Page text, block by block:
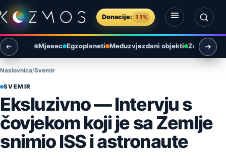
Preskoči na sadržaj
Donacije: 11%
Otvori izbornik
Otvori pretragu
Mjesec Egzoplaneti Međuzvjezdani objekti Zemlja i
Naslovnica Svemir
SVEMIR
Eksluzivno — Intervju s
čovjekom koji je sa Zemlje
snimio ISS i astronaute